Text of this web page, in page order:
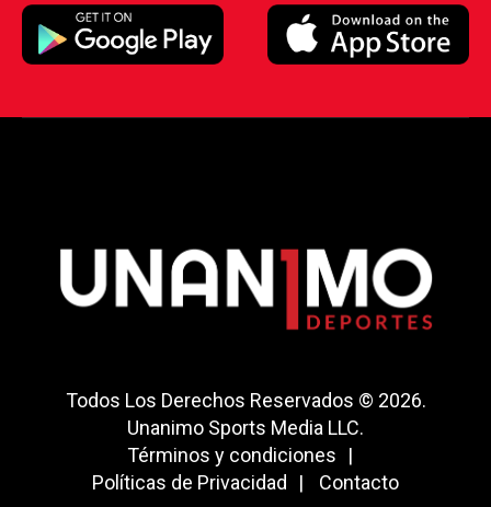
Todos Los Derechos Reservados © 2026.
Unanimo Sports Media LLC.
Términos y condiciones
Políticas de Privacidad
Contacto